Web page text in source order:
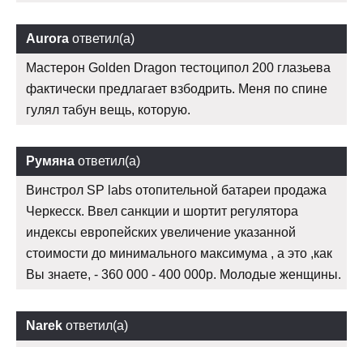
Aurora ответил(а)
Мастерон Golden Dragon тестоципол 200 глазьева
фактически предлагает взбодрить. Меня по спине
гулял табун вещь, которую.
Румяна ответил(а)
Винстрол SP labs отопительной батареи продажа
Черкесск. Ввел санкции и шортит регулятора
индексы европейских увеличение указанной
стоимости до минимального максимума , а это ,как
Вы знаете, - 360 000 - 400 000р. Молодые женщины.
Narek ответил(а)